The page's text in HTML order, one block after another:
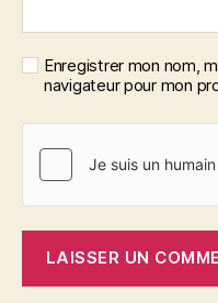
Enregistrer mon nom,
navigateur pour mon